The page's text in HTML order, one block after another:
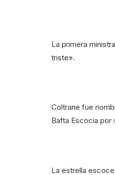
La primera
triste».
Coltrane fue
Bafta Escocia por
La estrella